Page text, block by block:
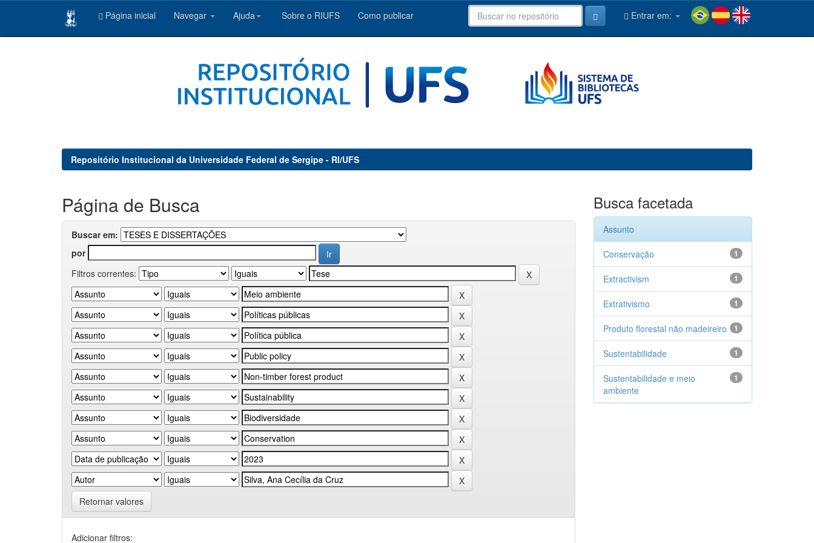
Página inicial Navegar Ajuda Sobre o RIUFS Como publicar Entrar em:
Repositório Institucional da Universidade Federal de Sergipe - RI/UFS
Página de Busca
Buscar em:
por
Filtros correntes:
Retornar valores
Adicionar filtros:
Busca facetada
Assunto
1
Conservação
1
Extractivism
1
Extrativismo
1
Produto florestal não madeireiro
1
Sustentabilidade
1
Sustentabilidade e meio
ambiente